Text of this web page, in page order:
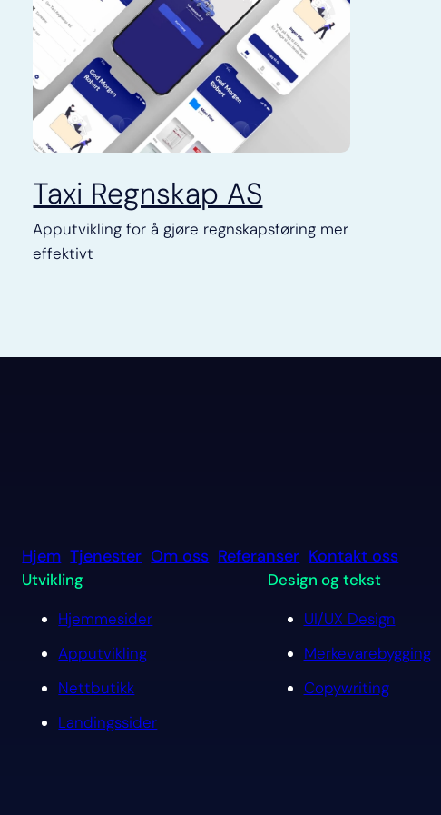
Taxi Regnskap AS
Apputvikling for å gjøre regnskapsføring mer
effektivt
Hjem Tjenester Om oss Referanser Kontakt oss
Utvikling
Hjemmesider
Apputvikling
Nettbutikk
Landingssider
Design og tekst
UI/UX Design
Merkevarebygging
Copywriting